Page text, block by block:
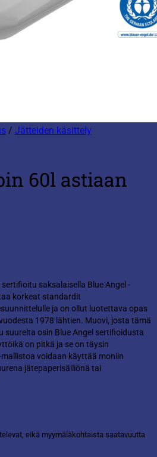
/ Jätteiden käsittely
60l astiaan
saksalaisella Blue Angel -
korkeat standardit
ja on ollut luotettava opas
1978 lähtien. Muovi, josta tämä
suurelta osin Blue Angel sertifioidusta
on pitkä ja se on täysin
voidaan käyttää moniin
jätepaperisäiliönä tai
eikä myymäläkohtaista saatavuutta